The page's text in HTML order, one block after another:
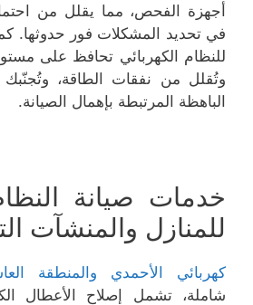
أجهزة الفحص، مما يقلل من
في تحديد المشكلات فور حدوثها.
للنظام الكهربائي تحافظ على
وتُقلل من نفقات الطاقة، وتُجنّبك
الباهظة المرتبطة بإهمال الصيانة.
خدمات صيانة
للمنازل والمنشآت
كهربائي الأحمدي والمنطقة
شاملة، تشمل إصلاح الأعطال